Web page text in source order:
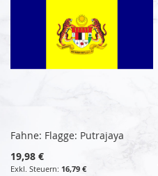
Fahne: Flagge: Putrajaya
19,98 €
16,79 €